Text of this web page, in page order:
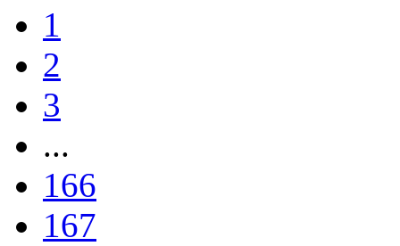
1
2
3
...
166
167